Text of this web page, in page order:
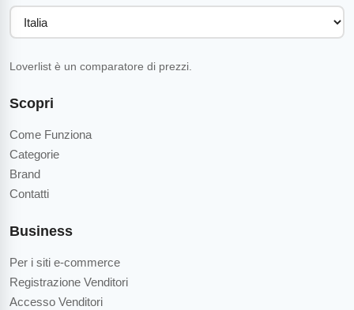
Scopri
Come Funziona
Categorie
Brand
Contatti
Business
Per i siti e-commerce
Registrazione Venditori
Accesso Venditori
Loverlist è un comparatore di prezzi.